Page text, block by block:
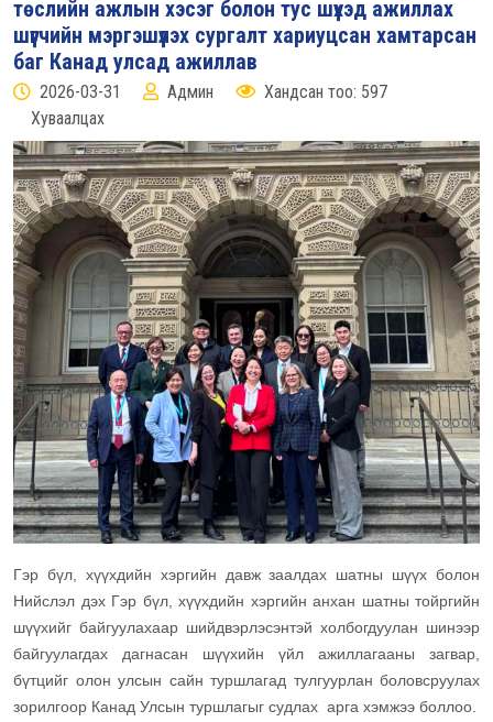
төслийн ажлын хэсэг болон тус шүүхэд ажиллах
шүүгчийн мэргэшүүлэх сургалт хариуцсан хамтарсан
баг Канад улсад ажиллав
2026-03-31 Админ
Хандсан тоо: 597
Хуваалцах
Гэр бүл, хүүхдийн хэргийн давж заалдах шатны шүүх болон
Нийслэл дэх Гэр бүл, хүүхдийн хэргийн анхан шатны тойргийн
шүүхийг байгуулахаар шийдвэрлэсэнтэй холбогдуулан шинээр
байгуулагдах дагнасан шүүхийн үйл ажиллагааны загвар,
бүтцийг олон улсын сайн туршлагад тулгуурлан боловсруулах
зорилгоор Канад Улсын туршлагыг судлах арга хэмжээ боллоо.